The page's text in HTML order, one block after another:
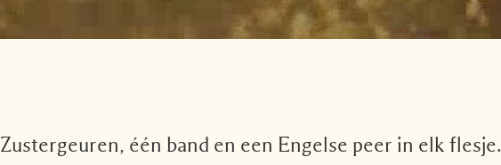
Zustergeuren, één band en een Engelse peer in elk flesje.